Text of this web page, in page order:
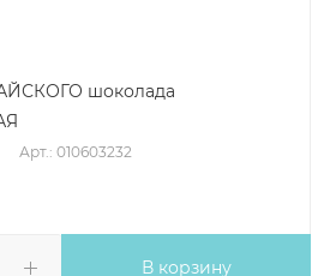
шоколада
Арт.: 010603232
В корзину